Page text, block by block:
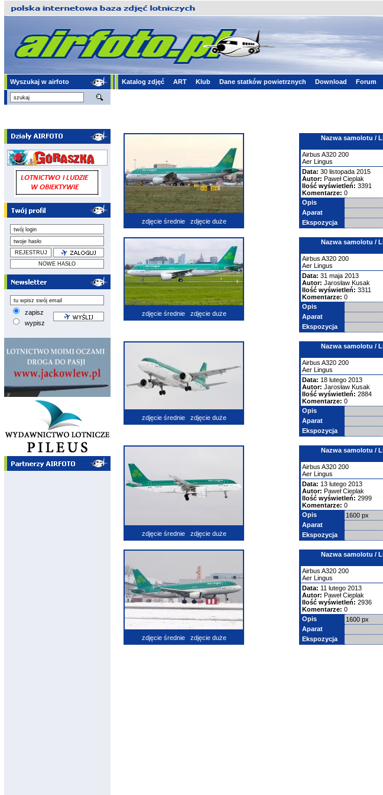
Wyszukaj w airfoto Katalog zdjęć ART Klub Dane statków powietrznych Download Forum
zapisz
wypisz
zdjęcie średnie zdjęcie duże
Nazwa samolotu /
Airbus A320 200
Aer Lingus
Data: 30 listopada 2015
Autor: Paweł Cieplak
Ilość wyświetleń: 3391
Komentarze: 0
Opis
Aparat
Ekspozycja
zdjęcie średnie zdjęcie duże
Nazwa samolotu /
Airbus A320 200
Aer Lingus
Data: 31 maja 2013
Autor: Jarosław Kusak
Ilość wyświetleń: 3311
Komentarze: 0
Opis
Aparat
Ekspozycja
zdjęcie średnie zdjęcie duże
Nazwa samolotu /
Airbus A320 200
Aer Lingus
Data: 18 lutego 2013
Autor: Jarosław Kusak
Ilość wyświetleń: 2884
Komentarze: 0
Opis
Aparat
Ekspozycja
zdjęcie średnie zdjęcie duże
Nazwa samolotu /
Airbus A320 200
Aer Lingus
Data: 13 lutego 2013
Autor: Paweł Cieplak
Ilość wyświetleń: 2999
Komentarze: 0
Opis
1600 px
Aparat
Ekspozycja
zdjęcie średnie zdjęcie duże
Nazwa samolotu /
Airbus A320 200
Aer Lingus
Data: 11 lutego 2013
Autor: Paweł Cieplak
Ilość wyświetleń: 2936
Komentarze: 0
Opis
1600 px
Aparat
Ekspozycja